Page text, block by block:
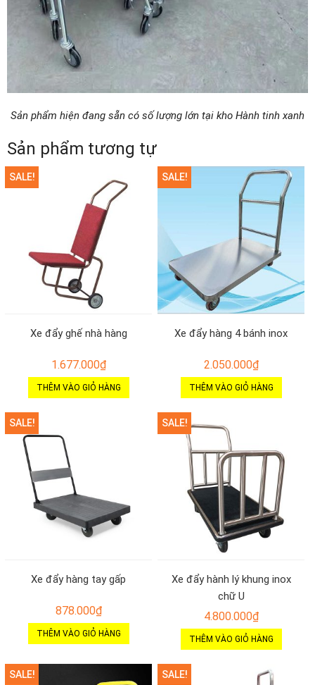
Sản phẩm hiện đang sẵn có số lượng lớn tại kho Hành tinh xanh
Sản phẩm tương tự
SALE!
Xe đẩy ghế nhà hàng
1.677.000₫
THÊM VÀO GIỎ HÀNG
SALE!
Xe đẩy hàng 4 bánh inox
2.050.000₫
THÊM VÀO GIỎ HÀNG
SALE!
Xe đẩy hàng tay gấp
878.000₫
THÊM VÀO GIỎ HÀNG
SALE!
Xe đẩy hành lý khung inox
chữ U
4.800.000₫
THÊM VÀO GIỎ HÀNG
SALE! SALE!